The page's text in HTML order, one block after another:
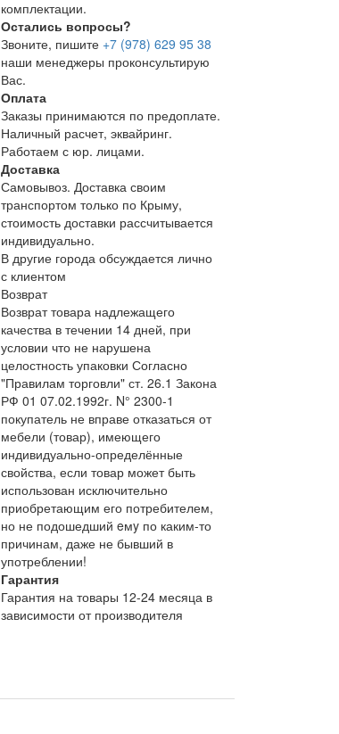
комплектации.
Остались вопросы?
Звоните, пишите +7 (978) 629 95 38
наши менеджеры проконсультирую
Вас.
Оплата
Заказы принимаются по предоплате.
Наличный расчет, эквайринг.
Работаем с юр. лицами.
Доставка
Самовывоз. Доставка своим
транспортом только по Крыму,
стоимость доставки рассчитывается
индивидуально.
В другие города обсуждается лично
с клиентом
Возврат
Возврат товара надлежащего
качества в течении 14 дней, при
условии что не нарушена
целостность упаковки Согласно
"Правилам торговли" ст. 26.1 Закона
РФ 01 07.02.1992г. N° 2300-1
покупатель не вправе отказаться от
мебели (товар), имеющего
индивидуально-определённые
свойства, если товар может быть
использован исключительно
приобретающим его потребителем,
но не подошедший eмy по каким-то
причинам, даже не бывший в
употреблении!
Гарантия
Гарантия на товары 12-24 месяца в
зависимости от производителя